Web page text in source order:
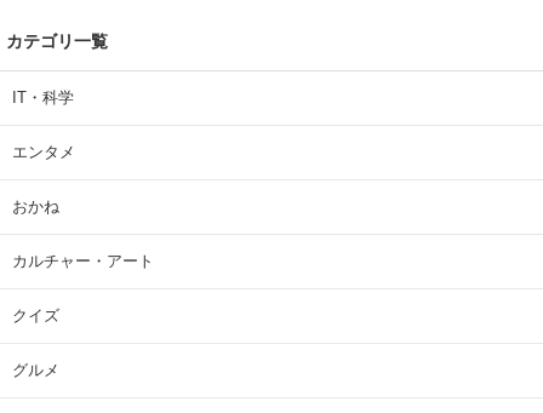
カテゴリ一覧
IT・科学
エンタメ
おかね
カルチャー・アート
クイズ
グルメ